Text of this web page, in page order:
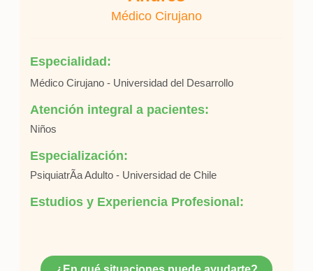
Médico Cirujano
Especialidad:
Médico Cirujano - Universidad del Desarrollo
Atención integral a pacientes:
Niños
Especialización:
PsiquiatrÃ­a Adulto - Universidad de Chile
Estudios y Experiencia Profesional: